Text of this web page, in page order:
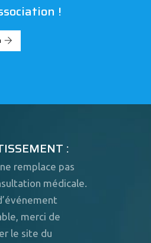
!
:
remplace pas
médicale.
merci de
le site du